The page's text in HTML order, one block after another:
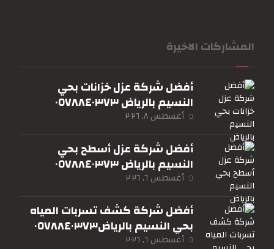
المشاركات الاخيرة
أفضل شركة عزل خزانات بحي
النسيم بالرياض ٠٥٧٨٨٤٠٣٧٣
أغسطس ٨, ٢٠٢٦
أفضل شركة عزل أسطح بحي
النسيم بالرياض ٠٥٧٨٨٤٠٣٧٣
أغسطس ٦, ٢٠٢٦
أفضل شركة كشف تسربات المياه
بحي النسيم بالرياض٠٥٧٨٨٤٠٣٧٣
أغسطس ٦, ٢٠٢٦